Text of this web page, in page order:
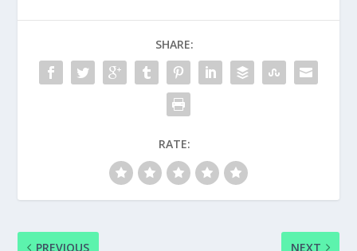
SHARE:
RATE:
PREVIOUS NEXT